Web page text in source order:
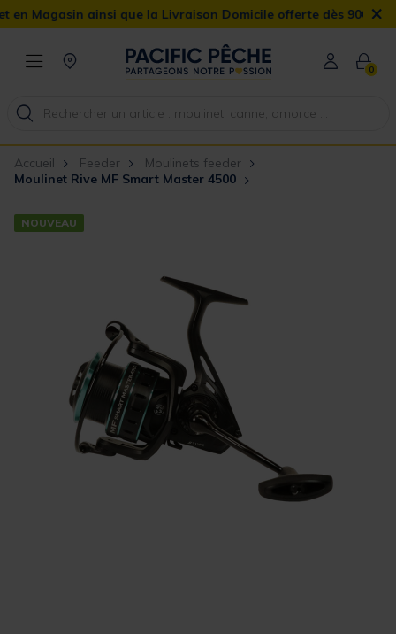
ainsi que la Livraison Domicile offerte dès 90€ ×
0
Accueil Feeder
Moulinets feeder
Moulinet Rive MF Smart Master 4500
NOUVEAU